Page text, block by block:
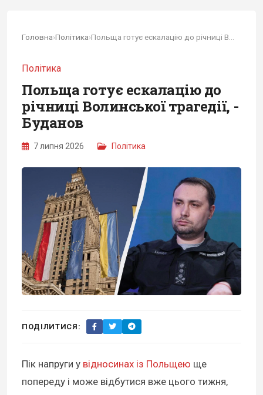
Головна›Політика›
Політика
Польща готує ескалацію до
річниці Волинської трагедії, -
Буданов
7 липня 2026 Політика
ПОДІЛИТИСЯ:
Пік напруги у відносинах із Польщею ще
попереду і може відбутися вже цього тижня,